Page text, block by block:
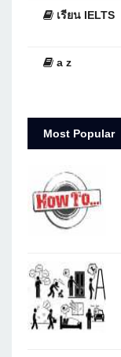
เรียน IELTS
a z
Most Popular